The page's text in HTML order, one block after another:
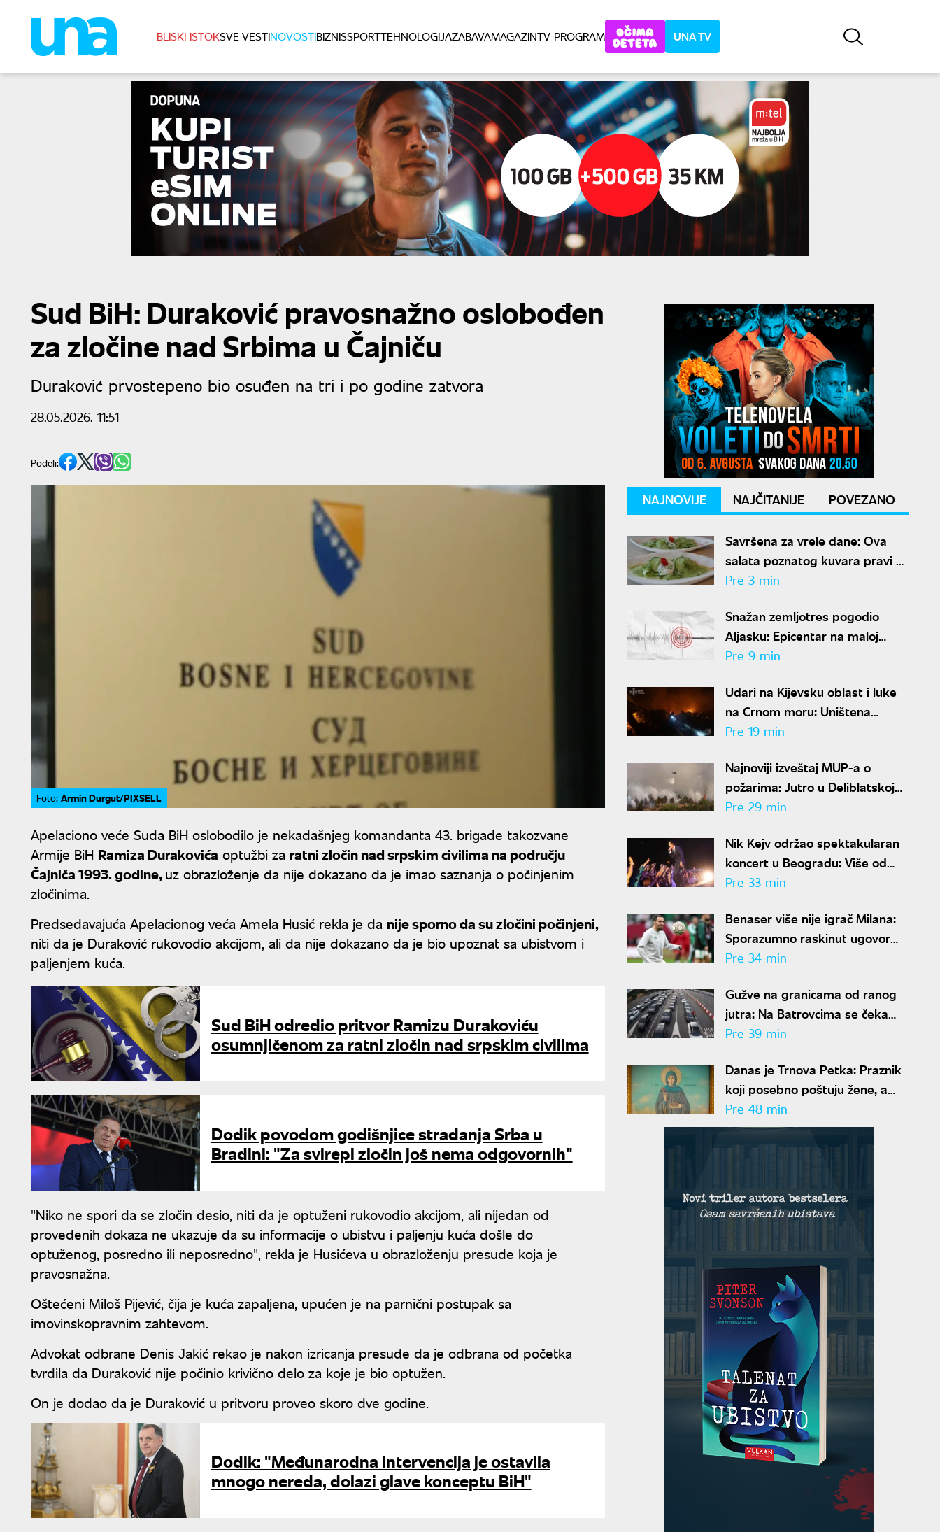
BLISKI ISTOKSVE VESTINOVOSTIBIZNISSPORTTEHNOLOGIJAZABAVAMAGAZINTV PROGRAM UNA TV
Sud BiH: Duraković pravosnažno oslobođen
za zločine nad Srbima u Čajniču
Duraković prvostepeno bio osuđen na tri i po godine zatvora
28.05.2026. 11:51
Podeli:
Foto: Armin Durgut/PIXSELL
Apelaciono veće Suda BiH oslobodilo je nekadašnjeg komandanta 43. brigade takozvane
Armije BiH Ramiza Durakovića optužbi za ratni zločin nad srpskim civilima na području
Čajniča 1993. godine,uz obrazloženje da nije dokazano da je imao saznanja o počinjenim
zločinima.
Predsedavajuća Apelacionog veća Amela Husić rekla je da nije sporno da su zločini počinjeni,
niti da je Duraković rukovodio akcijom, ali da nije dokazano da je bio upoznat sa ubistvom i
paljenjem kuća.
Sud BiH odredio pritvor Ramizu Durakoviću
osumnjičenom za ratni zločin nad srpskim civilima
Dodik povodom godišnjice stradanja Srba u
Bradini: "Za svirepi zločin još nema odgovornih"
"Niko ne spori da se zločin desio, niti da je optuženi rukovodio akcijom, ali nijedan od
provedenih dokaza ne ukazuje da su informacije o ubistvu i paljenju kuća došle do
optuženog, posredno ili neposredno", rekla je Husićeva u obrazloženju presude koja je
pravosnažna.
Oštećeni Miloš Pijević, čija je kuća zapaljena, upućen je na parnični postupak sa
imovinskopravnim zahtevom.
Advokat odbrane Denis Јakić rekao je nakon izricanja presude da je odbrana od početka
tvrdila da Duraković nije počinio krivično delo za koje je bio optužen.
On je dodao da je Duraković u pritvoru proveo skoro dve godine.
Dodik: "Međunarodna intervencija je ostavila
mnogo nereda, dolazi glave konceptu BiH"
NAJNOVIJE NAJČITANIJE POVEZANO
Savršena za vrele dane: Ova
salata poznatog kuvara pravi se
za samo 10 minuta
Pre 3 min
Snažan zemljotres pogodio
Aljasku: Epicentar na maloj
dubini
Pre 9 min
Udari na Kijevsku oblast i luke
na Crnom moru: Uništena
fabrika projektila, u napadu ima
Pre 19 min
Najnoviji izveštaj MUP-a o
požarima: Jutro u Deliblatskoj
peščari mirnije, helikopteri se
Pre 29 min
Nik Kejv održao spektakularan
koncert u Beogradu: Više od
dva i po sata muzike na
Pre 33 min
Benaser više nije igrač Milana:
Sporazumno raskinut ugovor
posle šest godina
Pre 34 min
Gužve na granicama od ranog
jutra: Na Batrovcima se čeka
četiri sata, evo gde su još
Pre 39 min
Danas je Trnova Petka: Praznik
koji posebno poštuju žene, a
ovo su običaji i verovanja
Pre 48 min